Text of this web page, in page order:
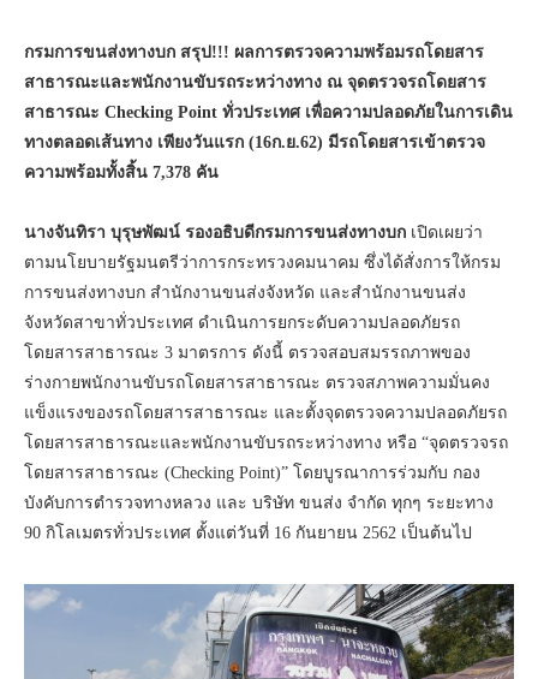
กรมการขนส่งทางบก สรุป!!! ผลการตรวจความพร้อมรถโดยสาร
สาธารณะและพนักงานขับรถระหว่างทาง ณ จุดตรวจรถโดยสาร
สาธารณะ Checking Point ทั่วประเทศ เพื่อความปลอดภัยในการเดิน
ทางตลอดเส้นทาง เพียงวันแรก (16ก.ย.62) มีรถโดยสารเข้าตรวจ
ความพร้อมทั้งสิ้น 7,378 คัน
นางจันทิรา บุรุษพัฒน์ รองอธิบดีกรมการขนส่งทางบก เปิดเผยว่า
ตามนโยบายรัฐมนตรีว่าการกระทรวงคมนาคม ซึ่งได้สั่งการให้กรม
การขนส่งทางบก สำนักงานขนส่งจังหวัด และสำนักงานขนส่ง
จังหวัดสาขาทั่วประเทศ ดำเนินการยกระดับความปลอดภัยรถ
โดยสารสาธารณะ 3 มาตรการ ดังนี้ ตรวจสอบสมรรถภาพของ
ร่างกายพนักงานขับรถโดยสารสาธารณะ ตรวจสภาพความมั่นคง
แข็งแรงของรถโดยสารสาธารณะ และตั้งจุดตรวจความปลอดภัยรถ
โดยสารสาธารณะและพนักงานขับรถระหว่างทาง หรือ “จุดตรวจรถ
โดยสารสาธารณะ (Checking Point)” โดยบูรณาการร่วมกับ กอง
บังคับการตำรวจทางหลวง และ บริษัท ขนส่ง จำกัด ทุกๆ ระยะทาง
90 กิโลเมตรทั่วประเทศ ตั้งแต่วันที่ 16 กันยายน 2562 เป็นต้นไป